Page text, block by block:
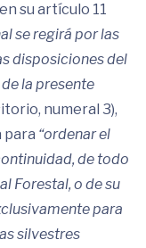
su artículo 11
se regirá por las
disposiciones del
la presente
numeral 3),
para “ordenarel
de todo
Forestal, o de su
para
silvestres